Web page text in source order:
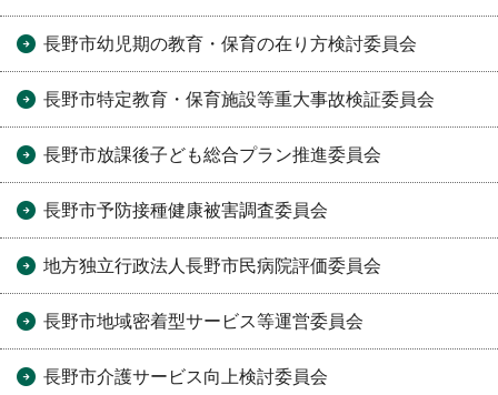
長野市幼児期の教育・保育の在り方検討委員会
長野市特定教育・保育施設等重大事故検証委員会
長野市放課後子ども総合プラン推進委員会
長野市予防接種健康被害調査委員会
地方独立行政法人長野市民病院評価委員会
長野市地域密着型サービス等運営委員会
長野市介護サービス向上検討委員会